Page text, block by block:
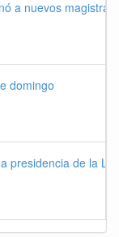
a nuevos
domingo
presidencia de la